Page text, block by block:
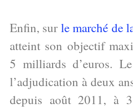
Enfin, surle marché de
atteint son objectif
5 milliards d’euros.
l’adjudication à deux
depuis août 2011, à